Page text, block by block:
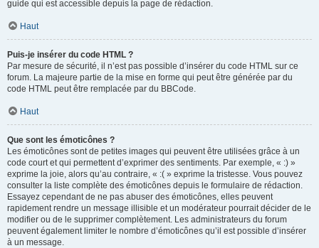
guide qui est accessible depuis la page de rédaction.
Haut
Puis-je insérer du code HTML ?
Par mesure de sécurité, il n’est pas possible d’insérer du code HTML sur ce
forum. La majeure partie de la mise en forme qui peut être générée par du
code HTML peut être remplacée par du BBCode.
Haut
Que sont les émoticônes ?
Les émoticônes sont de petites images qui peuvent être utilisées grâce à un
code court et qui permettent d’exprimer des sentiments. Par exemple, « :) »
exprime la joie, alors qu’au contraire, « :( » exprime la tristesse. Vous pouvez
consulter la liste complète des émoticônes depuis le formulaire de rédaction.
Essayez cependant de ne pas abuser des émoticônes, elles peuvent
rapidement rendre un message illisible et un modérateur pourrait décider de le
modifier ou de le supprimer complètement. Les administrateurs du forum
peuvent également limiter le nombre d’émoticônes qu’il est possible d’insérer
à un message.